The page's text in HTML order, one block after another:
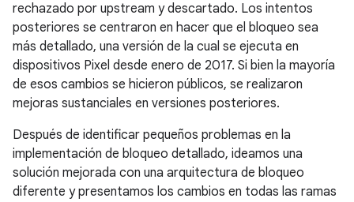
rechazado por upstream y descartado. Los intentos
posteriores se centraron en hacer que el bloqueo sea
más detallado, una versión de la cual se ejecuta en
dispositivos Pixel desde enero de 2017. Si bien la mayoría
de esos cambios se hicieron públicos, se realizaron
mejoras sustanciales en versiones posteriores.
Después de identificar pequeños problemas en la
implementación de bloqueo detallado, ideamos una
solución mejorada con una arquitectura de bloqueo
diferente y presentamos los cambios en todas las ramas